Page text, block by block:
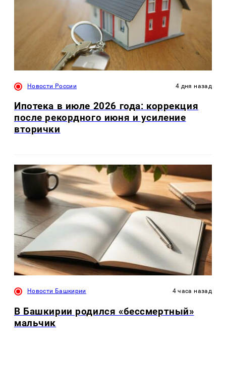
Новости России 4 дня назад
Ипотека в июле 2026 года: коррекция
после рекордного июня и усиление
вторички
Новости Башкирии 4 часа назад
В Башкирии родился «бессмертный»
мальчик